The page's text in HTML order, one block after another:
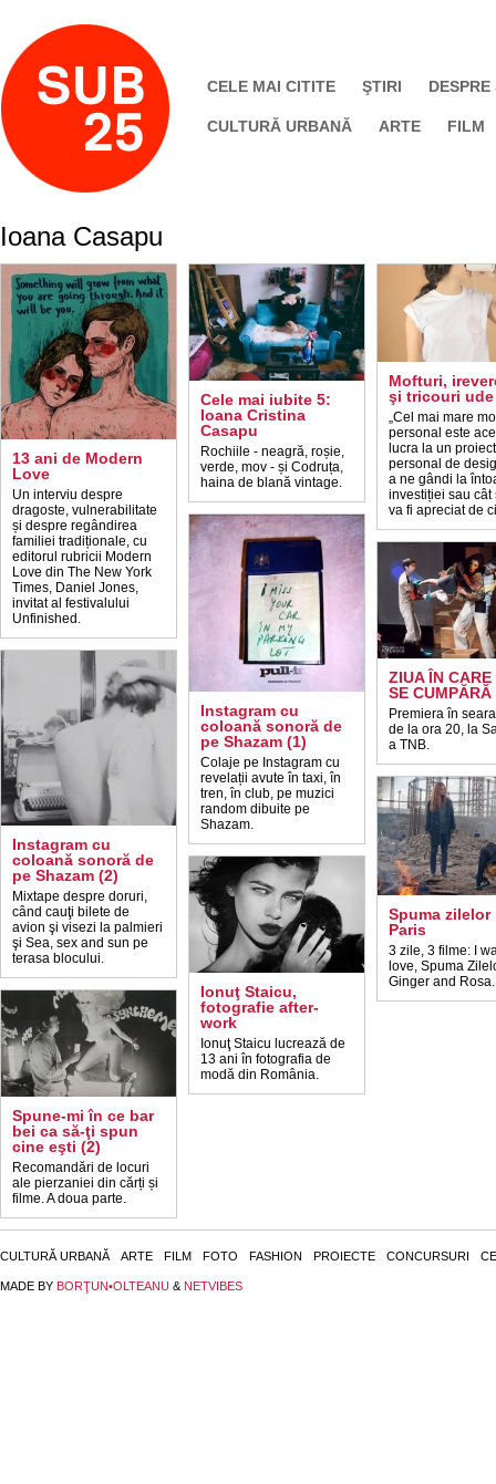
CELE MAI CITITE ŞTIRI DESPRE
CULTURĂ URBANĂ ARTE FILM
Ioana Casapu
13 ani de Modern
Love
Un interviu despre
dragoste, vulnerabilitate
și despre regândirea
familiei tradiționale, cu
editorul rubricii Modern
Love din The New York
Times, Daniel Jones,
invitat al festivalului
Unfinished.
Instagram cu
coloană sonoră de
pe Shazam (2)
Mixtape despre doruri,
când cauţi bilete de
avion şi visezi la palmieri
şi Sea, sex and sun pe
terasa blocului.
Spune-mi în ce bar
bei ca să-ţi spun
cine eşti (2)
Recomandări de locuri
ale pierzaniei din cărți și
filme. A doua parte.
Cele mai iubite 5:
Ioana Cristina
Casapu
Rochiile - neagră, roșie,
verde, mov - și Codruța,
haina de blană vintage.
Instagram cu
coloană sonoră de
pe Shazam (1)
Colaje pe Instagram cu
revelații avute în taxi, în
tren, în club, pe muzici
random dibuite pe
Shazam.
Ionuţ Staicu,
fotografie after-
work
Ionuţ Staicu lucrează de
13 ani în fotografia de
modă din România.
Mofturi,
şi tricouri ude
„Cel mai mare
personal este
lucra la un proiect
personal de
a ne gândi la
investiției sau cât
va fi apreciat de
ZIUA ÎN CARE
SE CUMPĂRĂ
Premiera în
de la ora 20, la
a TNB.
Spuma zilelor
Paris
3 zile, 3 filme: I
love, Spuma
Ginger and Rosa.
CULTURĂ URBANĂ ARTE FILM FOTO FASHION PROIECTE CONCURSURI
MADE BY BORŢUN•OLTEANU & NETVIBES